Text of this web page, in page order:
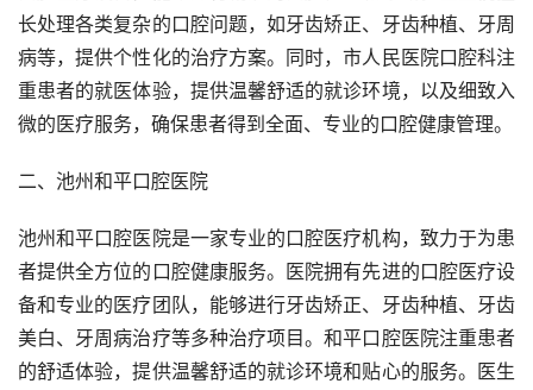
长处理各类复杂的口腔问题，如牙齿矫正、牙齿种植、牙周
病等，提供个性化的治疗方案。同时，市人民医院口腔科注
重患者的就医体验，提供温馨舒适的就诊环境，以及细致入
微的医疗服务，确保患者得到全面、专业的口腔健康管理。
二、池州和平口腔医院
池州和平口腔医院是一家专业的口腔医疗机构，致力于为患
者提供全方位的口腔健康服务。医院拥有先进的口腔医疗设
备和专业的医疗团队，能够进行牙齿矫正、牙齿种植、牙齿
美白、牙周病治疗等多种治疗项目。和平口腔医院注重患者
的舒适体验，提供温馨舒适的就诊环境和贴心的服务。医生